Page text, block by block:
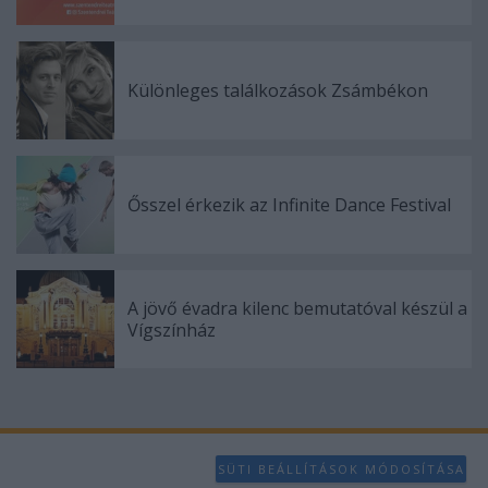
Különleges találkozások Zsámbékon
Ősszel érkezik az Infinite Dance Festival
A jövő évadra kilenc bemutatóval készül a
Vígszínház
SÜTI BEÁLLÍTÁSOK MÓDOSÍTÁSA